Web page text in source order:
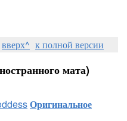
вверх^ к полной версии
мата)
Оригинальное